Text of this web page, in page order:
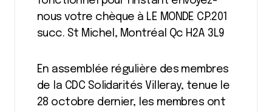
nous votre chèque à LE MONDE C.P.201
succ. St Michel, Montréal Qc H2A 3L9
En assemblée régulière des membres
de la CDC Solidarités Villeray, tenue le
28 octobre dernier, les membres ont